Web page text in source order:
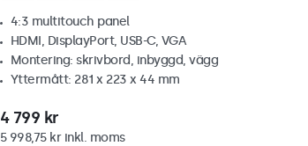
4:3 multitouch panel
HDMI, DisplayPort, USB-C, VGA
Montering: skrivbord, inbyggd, vägg
Yttermått: 281 x 223 x 44 mm
4 799 kr
5 998,75 kr inkl. moms